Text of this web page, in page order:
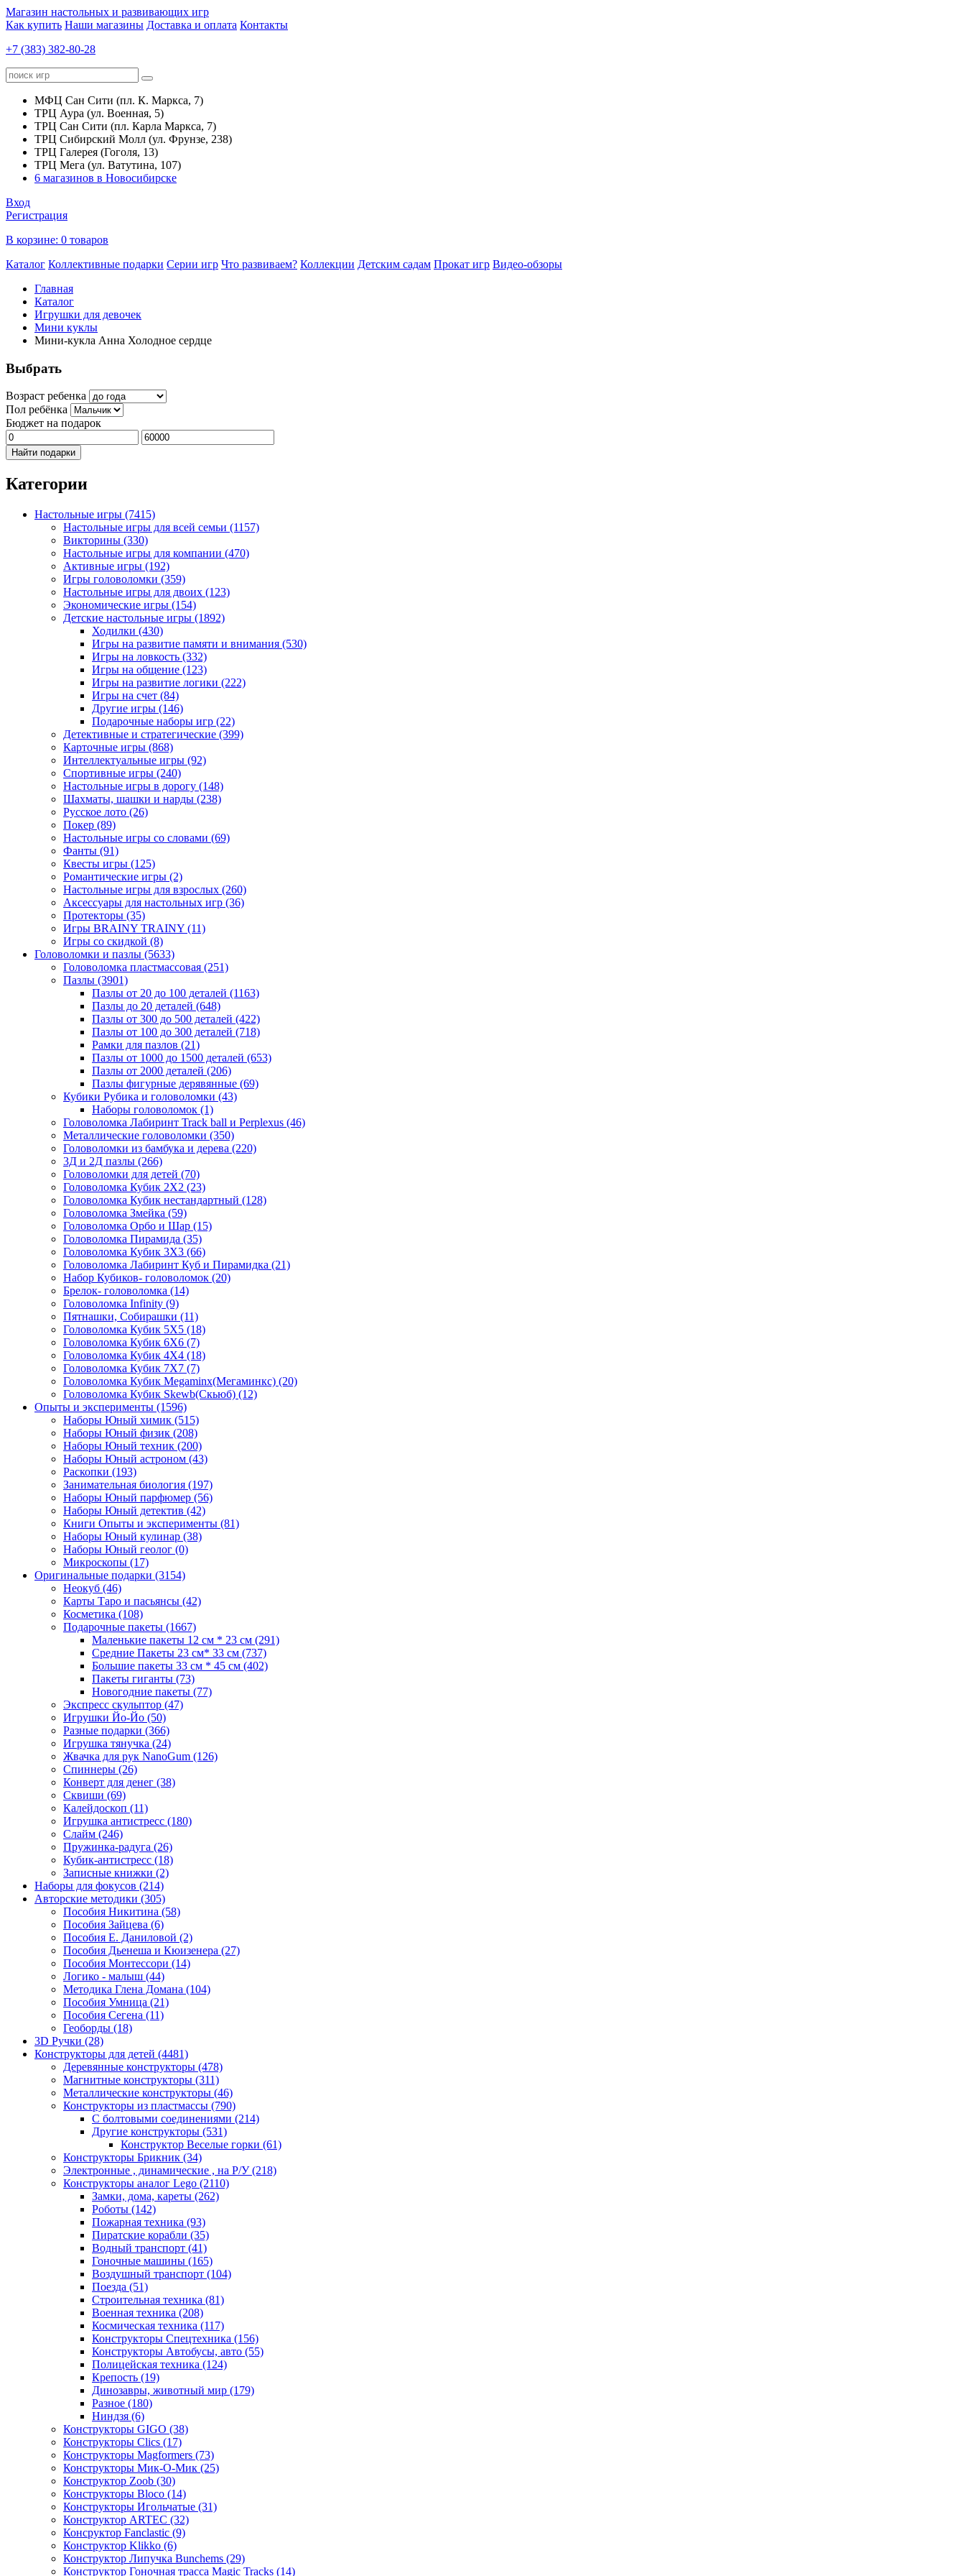
Магазин настольных и развивающих игр
Как купить Наши магазины Доставка и оплата Контакты
+7 (383) 382-80-28
МФЦ Сан Сити (пл. К. Маркса, 7)
ТРЦ Аура (ул. Военная, 5)
ТРЦ Сан Сити (пл. Карла Маркса, 7)
ТРЦ Сибирский Молл (ул. Фрунзе, 238)
ТРЦ Галерея (Гоголя, 13)
ТРЦ Мега (ул. Ватутина, 107)
6 магазинов в Новосибирске
Вход
Регистрация
В корзине: 0 товаров
Каталог Коллективные подарки Серии игр Что развиваем? Коллекции Детским садам Прокат игр Видео-обзоры
Главная
Каталог
Игрушки для девочек
Мини куклы
Мини-кукла Анна Холодное сердце
Выбрать
Возраст ребенка
Пол ребёнка
Бюджет на подарок
Найти подарки
Категории
Настольные игры (7415)
Настольные игры для всей семьи (1157)
Викторины (330)
Настольные игры для компании (470)
Активные игры (192)
Игры головоломки (359)
Настольные игры для двоих (123)
Экономические игры (154)
Детские настольные игры (1892)
Ходилки (430)
Игры на развитие памяти и внимания (530)
Игры на ловкость (332)
Игры на общение (123)
Игры на развитие логики (222)
Игры на счет (84)
Другие игры (146)
Подарочные наборы игр (22)
Детективные и стратегические (399)
Карточные игры (868)
Интеллектуальные игры (92)
Спортивные игры (240)
Настольные игры в дорогу (148)
Шахматы, шашки и нарды (238)
Русское лото (26)
Покер (89)
Настольные игры со словами (69)
Фанты (91)
Квесты игры (125)
Романтические игры (2)
Настольные игры для взрослых (260)
Аксессуары для настольных игр (36)
Протекторы (35)
Игры BRAINY TRAINY (11)
Игры со скидкой (8)
Головоломки и пазлы (5633)
Головоломка пластмассовая (251)
Пазлы (3901)
Пазлы от 20 до 100 деталей (1163)
Пазлы до 20 деталей (648)
Пазлы от 300 до 500 деталей (422)
Пазлы от 100 до 300 деталей (718)
Рамки для пазлов (21)
Пазлы от 1000 до 1500 деталей (653)
Пазлы от 2000 деталей (206)
Пазлы фигурные дерявянные (69)
Кубики Рубика и головоломки (43)
Наборы головоломок (1)
Головоломка Лабиринт Track ball и Perplexus (46)
Металлические головоломки (350)
Головоломки из бамбука и дерева (220)
3Д и 2Д пазлы (266)
Головоломки для детей (70)
Головоломка Кубик 2Х2 (23)
Головоломка Кубик нестандартный (128)
Головоломка Змейка (59)
Головоломка Орбо и Шар (15)
Головоломка Пирамида (35)
Головоломка Кубик 3Х3 (66)
Головоломка Лабиринт Куб и Пирамидка (21)
Набор Кубиков- головоломок (20)
Брелок- головоломка (14)
Головоломка Infinity (9)
Пятнашки, Собирашки (11)
Головоломка Кубик 5Х5 (18)
Головоломка Кубик 6Х6 (7)
Головоломка Кубик 4Х4 (18)
Головоломка Кубик 7Х7 (7)
Головоломка Кубик Megaminx(Мегаминкс) (20)
Головоломка Кубик Skewb(Скьюб) (12)
Опыты и эксперименты (1596)
Наборы Юный химик (515)
Наборы Юный физик (208)
Наборы Юный техник (200)
Наборы Юный астроном (43)
Раскопки (193)
Занимательная биология (197)
Наборы Юный парфюмер (56)
Наборы Юный детектив (42)
Книги Опыты и эксперименты (81)
Наборы Юный кулинар (38)
Наборы Юный геолог (0)
Микроскопы (17)
Оригинальные подарки (3154)
Неокуб (46)
Карты Таро и пасьянсы (42)
Косметика (108)
Подарочные пакеты (1667)
Маленькие пакеты 12 см * 23 см (291)
Средние Пакеты 23 см* 33 см (737)
Большие пакеты 33 см * 45 см (402)
Пакеты гиганты (73)
Новогодние пакеты (77)
Экспресс скульптор (47)
Игрушки Йо-Йо (50)
Разные подарки (366)
Игрушка тянучка (24)
Жвачка для рук NanoGum (126)
Спиннеры (26)
Конверт для денег (38)
Сквиши (69)
Калейдоскоп (11)
Игрушка антистресс (180)
Слайм (246)
Пружинка-радуга (26)
Кубик-антистресс (18)
Записные книжки (2)
Наборы для фокусов (214)
Авторские методики (305)
Пособия Никитина (58)
Пособия Зайцева (6)
Пособия Е. Даниловой (2)
Пособия Дьенеша и Кюизенера (27)
Пособия Монтессори (14)
Логико - малыш (44)
Методика Глена Домана (104)
Пособия Умница (21)
Пособия Сегена (11)
Геоборды (18)
3D Ручки (28)
Конструкторы для детей (4481)
Деревянные конструкторы (478)
Магнитные конструкторы (311)
Металлические конструкторы (46)
Конструкторы из пластмассы (790)
С болтовыми соединениями (214)
Другие конструкторы (531)
Конструктор Веселые горки (61)
Конструкторы Брикник (34)
Электронные , динамические , на Р/У(218)
Конструкторы аналог Lego (2110)
Замки, дома, кареты (262)
Роботы (142)
Пожарная техника (93)
Пиратские корабли (35)
Водный транспорт (41)
Гоночные машины (165)
Воздушный транспорт (104)
Поезда (51)
Строительная техника (81)
Военная техника (208)
Космическая техника (117)
Конструкторы Спецтехника (156)
Конструкторы Автобусы, авто (55)
Полицейская техника (124)
Крепость (19)
Динозавры, животный мир (179)
Разное (180)
Ниндзя (6)
Конструкторы GIGO (38)
Конструкторы Clics (17)
Конструкторы Magformers (73)
Конструкторы Мик-О-Мик (25)
Конструктор Zoob (30)
Конструкторы Bloco (14)
Конструкторы Игольчатые (31)
Конструктор ARTEC (32)
Консруктор Fanclastic (9)
Конструктор Klikko (6)
Конструктор Липучка Bunchems (29)
Конструктор Гоночная трасса Magic Tracks (14)